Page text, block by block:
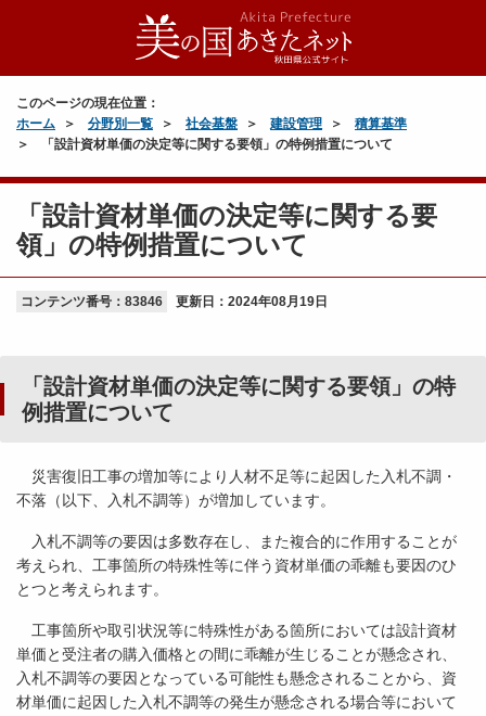
このページの現在位置：
ホーム
分野別一覧 社会基盤 建設管理
積算基準
「設計資材単価の決定等に関する要領」の特例措置について
「設計資材単価の決定等に関する要
領」の特例措置について
コンテンツ番号：83846 更新日： 2024年08月19日
「設計資材単価の決定等に関する要領」の特
例措置について
災害復旧工事の増加等により人材不足等に起因した入札不調・
不落（以下、入札不調等）が増加しています。
入札不調等の要因は多数存在し、また複合的に作用することが
考えられ、工事箇所の特殊性等に伴う資材単価の乖離も要因のひ
とつと考えられます。
工事箇所や取引状況等に特殊性がある箇所においては設計資材
単価と受注者の購入価格との間に乖離が生じることが懸念され、
入札不調等の要因となっている可能性も懸念されることから、資
材単価に起因した入札不調等の発生が懸念される場合等において